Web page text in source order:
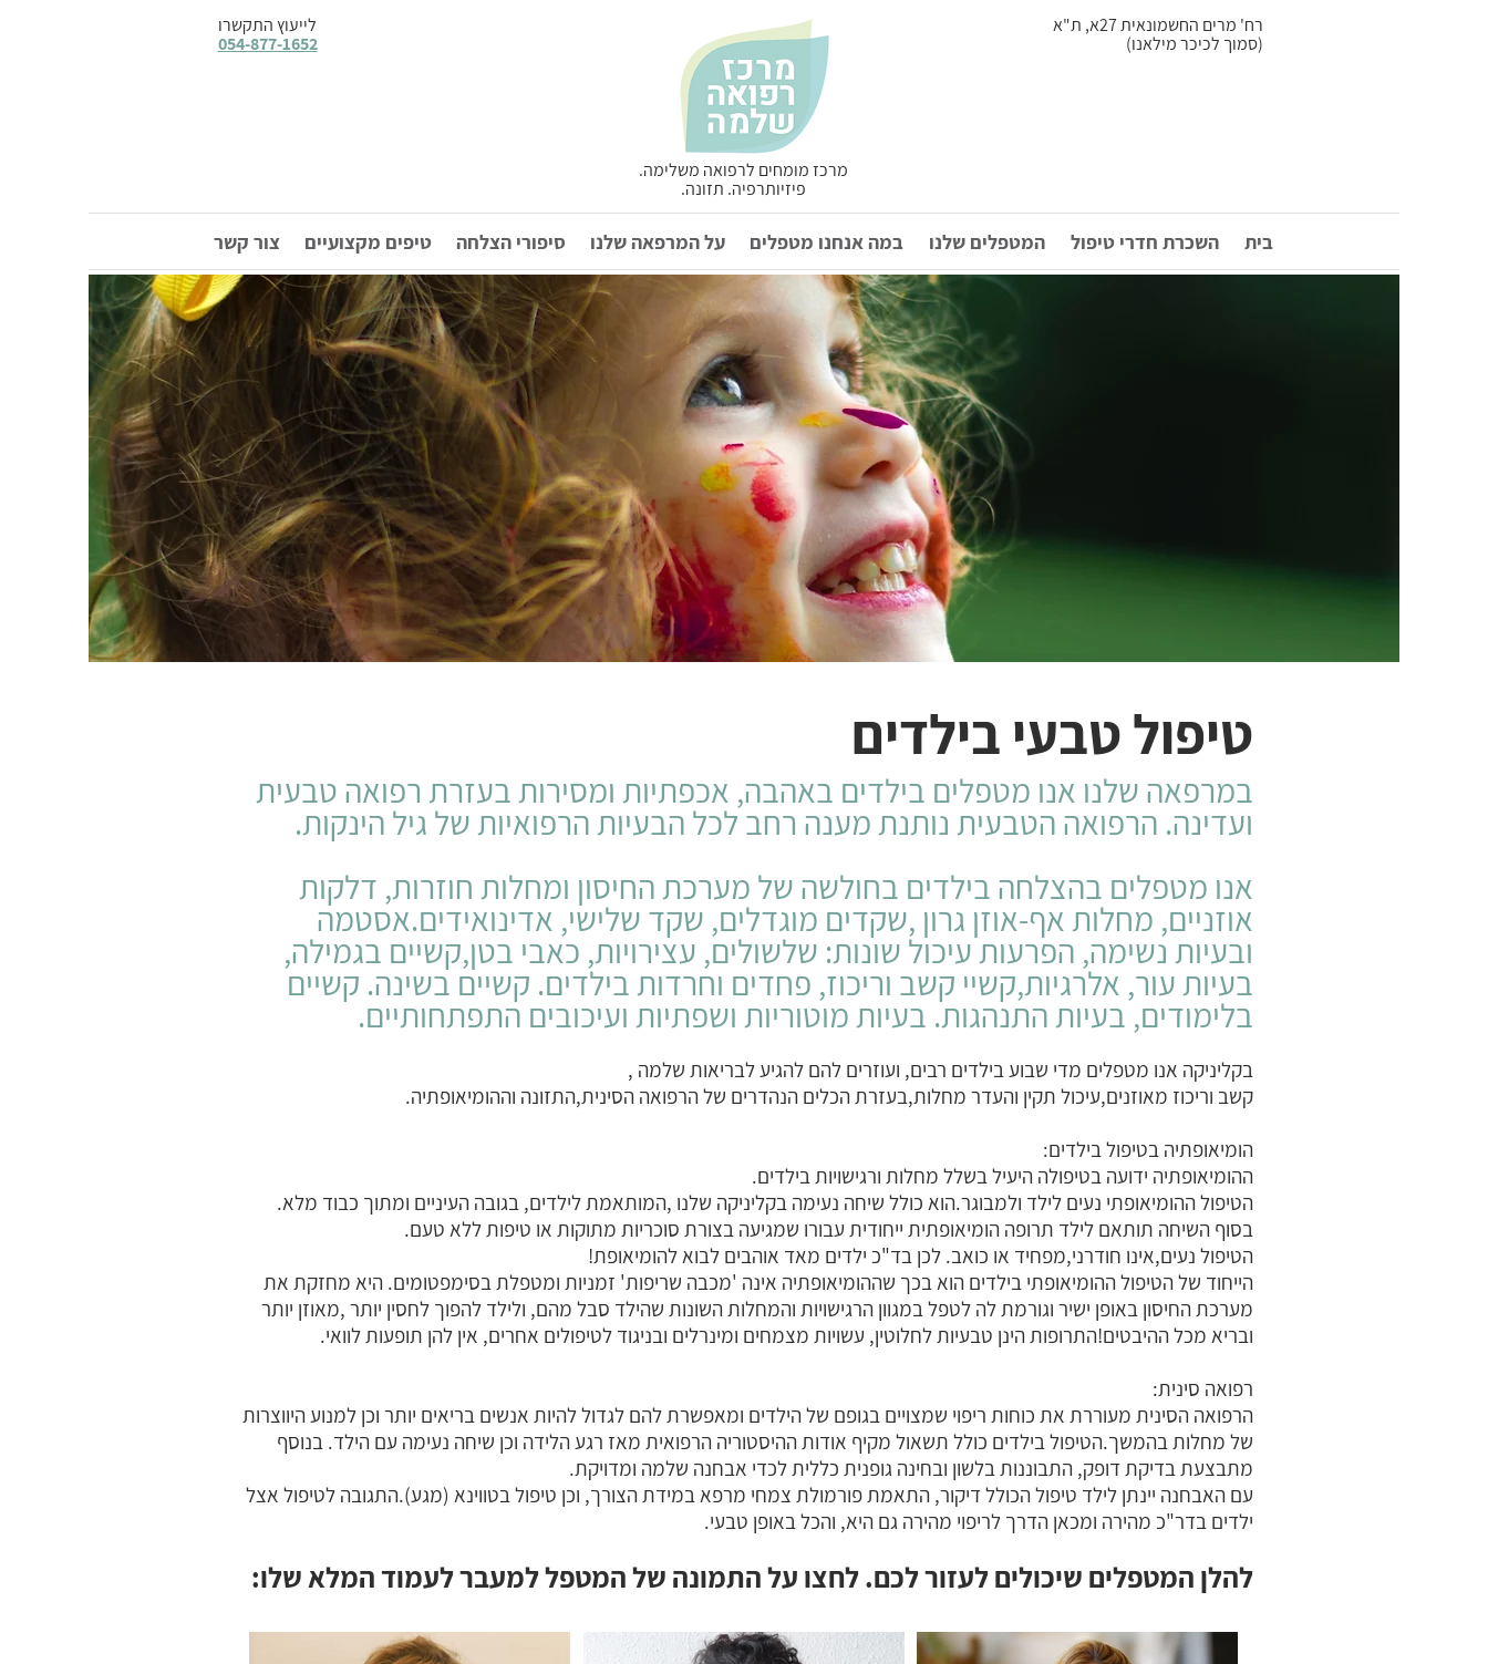
לייעוץ התקשרו
054-877-1652
רח' מרים החשמונאית 27א, ת"א
(סמוך לכיכר מילאנו)
מרכז מומחים לרפואה משלימה.
פיזיותרפיה. תזונה.
בית השכרת חדרי טיפול המטפלים שלנו במה אנחנו מטפלים על המרפאה שלנו סיפורי הצלחה טיפים מקצועיים צור קשר
טיפול טבעי בילדים
במרפאה שלנו אנו מטפלים בילדים באהבה, אכפתיות ומסירות בעזרת רפואה טבעית
ועדינה. הרפואה הטבעית נותנת מענה רחב לכל הבעיות הרפואיות של גיל הינקות.
אנו מטפלים בהצלחה בילדים בחולשה של מערכת החיסון ומחלות חוזרות, דלקות
אוזניים, מחלות אף-אוזן גרון ,שקדים מוגדלים, שקד שלישי, אדינואידים.אסטמה
ובעיות נשימה, הפרעות עיכול שונות: שלשולים, עצירויות, כאבי בטן,קשיים בגמילה,
בעיות עור, אלרגיות,קשיי קשב וריכוז, פחדים וחרדות בילדים. קשיים בשינה. קשיים
בלימודים, בעיות התנהגות. בעיות מוטוריות ושפתיות ועיכובים התפתחותיים.
בקליניקה אנו מטפלים מדי שבוע בילדים רבים, ועוזרים להם להגיע לבריאות שלמה ,
קשב וריכוז מאוזנים,עיכול תקין והעדר מחלות,בעזרת הכלים הנהדרים של הרפואה הסינית,התזונה וההומיאופתיה.
הומיאופתיה בטיפול בילדים:
ההומיאופתיה ידועה בטיפולה היעיל בשלל מחלות ורגישויות בילדים.
הטיפול ההומיאופתי נעים לילד ולמבוגר.הוא כולל שיחה נעימה בקליניקה שלנו ,המותאמת לילדים, בגובה העיניים ומתוך כבוד מלא.
בסוף השיחה תותאם לילד תרופה הומיאופתית ייחודית עבורו שמגיעה בצורת סוכריות מתוקות או טיפות ללא טעם.
הטיפול נעים,אינו חודרני,מפחיד או כואב. לכן בד"כ ילדים מאד אוהבים לבוא להומיאופת!
הייחוד של הטיפול ההומיאופתי בילדים הוא בכך שההומיאופתיה אינה 'מכבה שריפות' זמניות ומטפלת בסימפטומים. היא מחזקת את
מערכת החיסון באופן ישיר וגורמת לה לטפל במגוון הרגישויות והמחלות השונות שהילד סבל מהם, ולילד להפוך לחסין יותר ,מאוזן יותר
ובריא מכל ההיבטים!התרופות הינן טבעיות לחלוטין, עשויות מצמחים ומינרלים ובניגוד לטיפולים אחרים, אין להן תופעות לוואי.
רפואה סינית:
הרפואה הסינית מעוררת את כוחות ריפוי שמצויים בגופם של הילדים ומאפשרת להם לגדול להיות אנשים בריאים יותר וכן למנוע היווצרות
של מחלות בהמשך.הטיפול בילדים כולל תשאול מקיף אודות ההיסטוריה הרפואית מאז רגע הלידה וכן שיחה נעימה עם הילד. בנוסף
מתבצעת בדיקת דופק, התבוננות בלשון ובחינה גופנית כללית לכדי אבחנה שלמה ומדויקת.
עם האבחנה יינתן לילד טיפול הכולל דיקור, התאמת פורמולת צמחי מרפא במידת הצורך, וכן טיפול בטווינא (מגע).התגובה לטיפול אצל
ילדים בדר"כ מהירה ומכאן הדרך לריפוי מהירה גם היא, והכל באופן טבעי.
להלן המטפלים שיכולים לעזור לכם. לחצו על התמונה של המטפל למעבר לעמוד המלא שלו: